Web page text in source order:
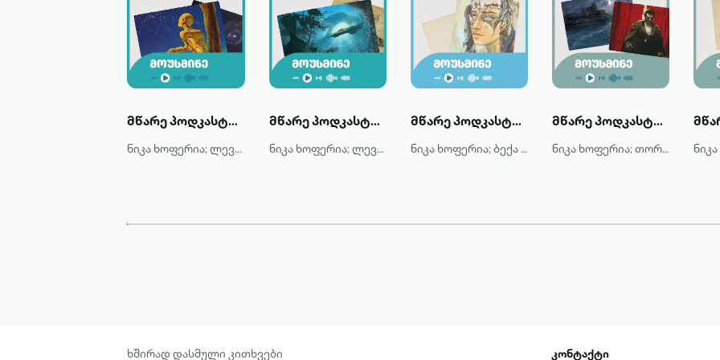
მწარე პოდკასტი: სამეცნიერო ფანტასტიკა - ფანჯარა მომავალში
ნიკა ხოფერია; ლევან ჩხეიძე
მწარე პოდკასტი: ჟიულ ვერნი და კაპიტან ნემოს ოდისეა
ნიკა ხოფერია; ლევან ჩხეიძე
მწარე პოდკასტი: ჰენრი რაიდერ ჰაგარდის "მონტესუმას ასული"
ნიკა ხოფერია; ბექა კვაჭაძე
მწარე პოდკასტი: ალექსანდრე დიუმას "გრაფი მონტე-კრისტო"
ნიკა ხოფერია; თორნიკე შარაშენიძე
ხშირად დასმული კითხვები კონტაქტი